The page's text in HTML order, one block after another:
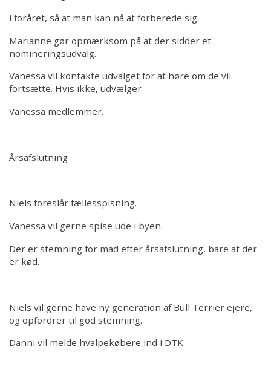
i foråret, så at man kan nå at forberede sig.
Marianne gør opmærksom på at der sidder et
nomineringsudvalg.
Vanessa vil kontakte udvalget for at høre om de vil
fortsætte. Hvis ikke, udvælger
Vanessa medlemmer.
Årsafslutning
Niels foreslår fællesspisning.
Vanessa vil gerne spise ude i byen.
Der er stemning for mad efter årsafslutning, bare at der
er kød.
Niels vil gerne have ny generation af Bull Terrier ejere,
og opfordrer til god stemning.
Danni vil melde hvalpekøbere ind i DTK.